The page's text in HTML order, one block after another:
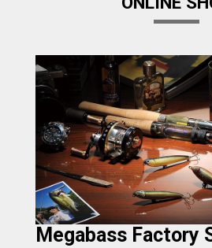
Megabass Factory